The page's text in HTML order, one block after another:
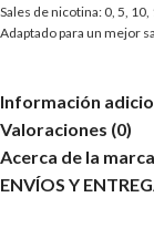
Sales de nicotina: 0, 5,
Adaptado para un mejor
Información
Valoraciones (0)
Acerca de la marca
ENVÍOS Y